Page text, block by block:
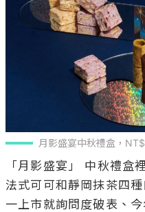
月影盛宴中秋禮盒，
「月影盛宴」 中秋禮盒
法式可可和靜岡抹茶四
一上市就詢問度破表、